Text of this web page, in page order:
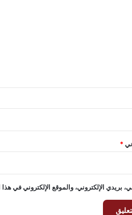
*
بريدي الإلكتروني، والموقع الإلكتروني في